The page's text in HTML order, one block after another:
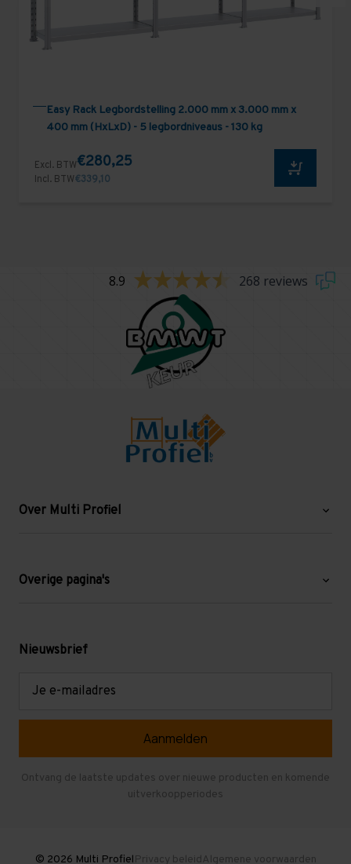
Easy Rack Legbordstelling 2.000 mm x 3.000 mm x
400 mm (HxLxD) - 5 legbordniveaus - 130 kg
Excl. BTW€280,25
Incl. BTW€339,10
8.9 268 reviews
Over Multi Profiel
Blog
Levering en afhalen
Overige pagina's
Mezzanine
Verdiepingsvloeren
Gebruikte entresolvloeren
Nieuwsbrief
Ontvang de laatste updates over nieuwe producten en komende
uitverkoopperiodes
© 2026 Multi ProfielPrivacy beleidAlgemene voorwaarden